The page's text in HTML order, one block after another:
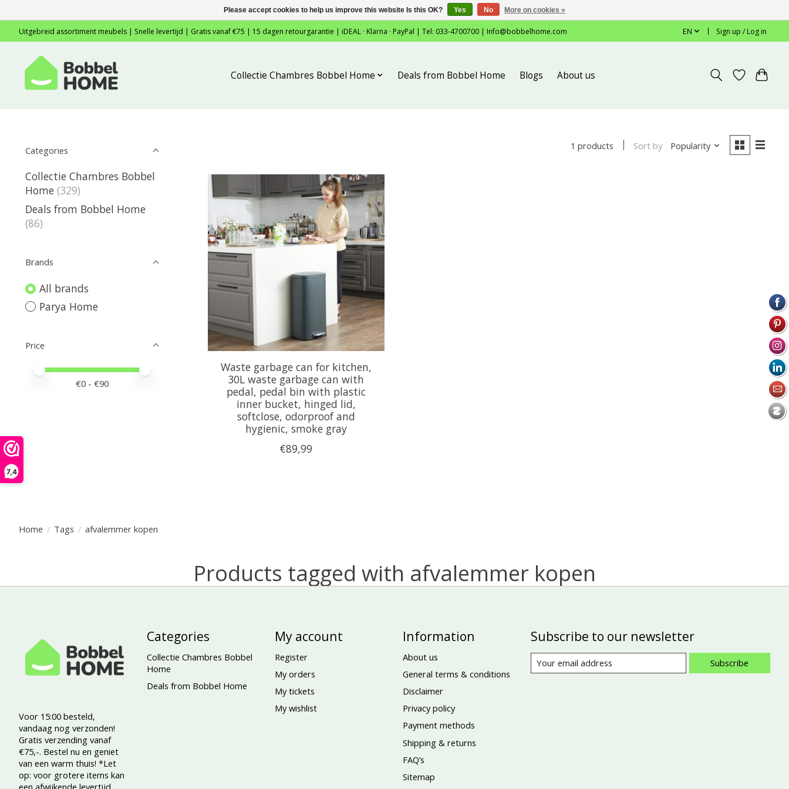
7,4
Uitgebreid assortiment meubels | Snelle levertijd | Gratis vanaf €75 | 15 dagen retourgarantie | iDEAL · Klarna · PayPal | Tel: 033-4700700 | Info@bobbelhome.com EN Sign up / Log in
Collectie Chambres Bobbel Home Deals from Bobbel Home Blogs About us
Home / Tags / afvalemmer kopen
Products tagged with afvalemmer kopen
Categories
Collectie Chambres Bobbel
Home (329)
Deals from Bobbel Home
(86)
Brands
All brands
Parya Home
Price
Price minimum value
Price maximum value
€0 - €90
1 products Sort by Popularity
Waste garbage can for kitchen,
30L waste garbage can with
pedal, pedal bin with plastic
inner bucket, hinged lid,
softclose, odorproof and
hygienic, smoke gray
€89,99
Voor 15:00 besteld,
vandaag nog verzonden!
Gratis verzending vanaf
€75,-. Bestel nu en geniet
van een warm thuis! *Let
op: voor grotere items kan
een afwijkende levertijd
Categories
Collectie Chambres Bobbel
Home
Deals from Bobbel Home
My account
Register
My orders
My tickets
My wishlist
Information
About us
General terms & conditions
Disclaimer
Privacy policy
Payment methods
Shipping & returns
FAQ’s
Sitemap
Subscribe to our newsletter
Subscribe
Please accept cookies to help us improve this website Is this OK? Yes No More on cookies »